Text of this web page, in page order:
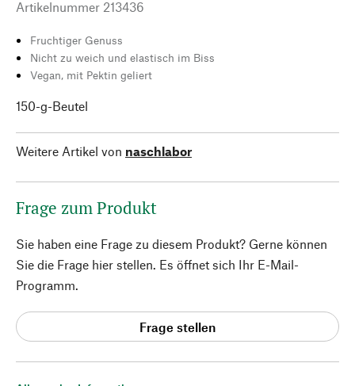
Artikelnummer 213436
Fruchtiger Genuss
Nicht zu weich und elastisch im Biss
Vegan, mit Pektin geliert
150-g-Beutel
Weitere Artikel von naschlabor
Frage zum Produkt
Sie haben eine Frage zu diesem Produkt? Gerne können
Sie die Frage hier stellen. Es öffnet sich Ihr E-Mail-
Programm.
Frage stellen